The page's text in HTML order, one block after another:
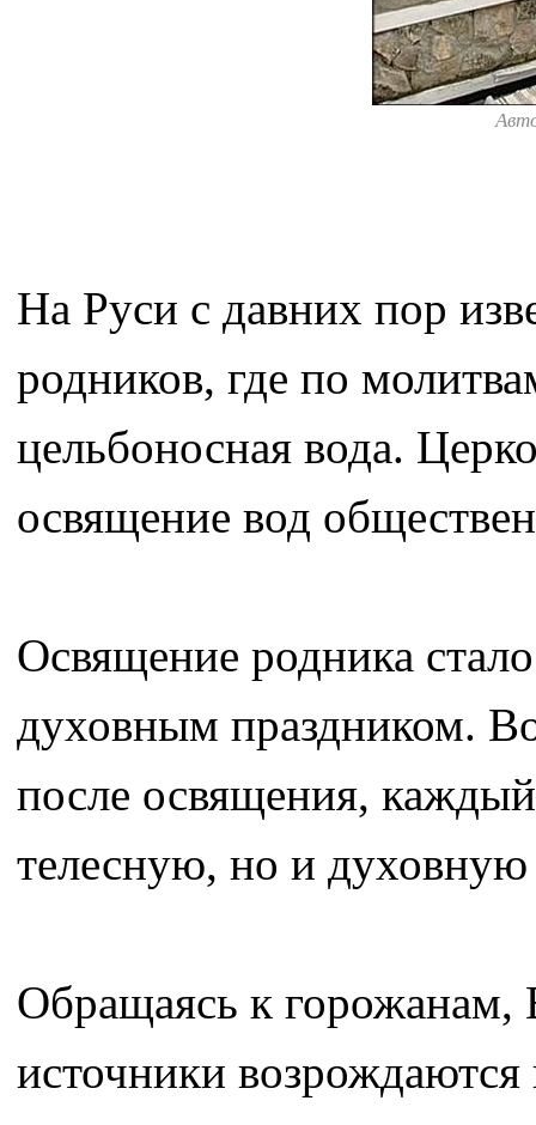
На Руси с давних пор
родников, где по
цельбоносная вода.
освящение вод
Освящение родника
духовным праздником.
после освящения,
телесную, но и
Обращаясь к горожанам,
источники